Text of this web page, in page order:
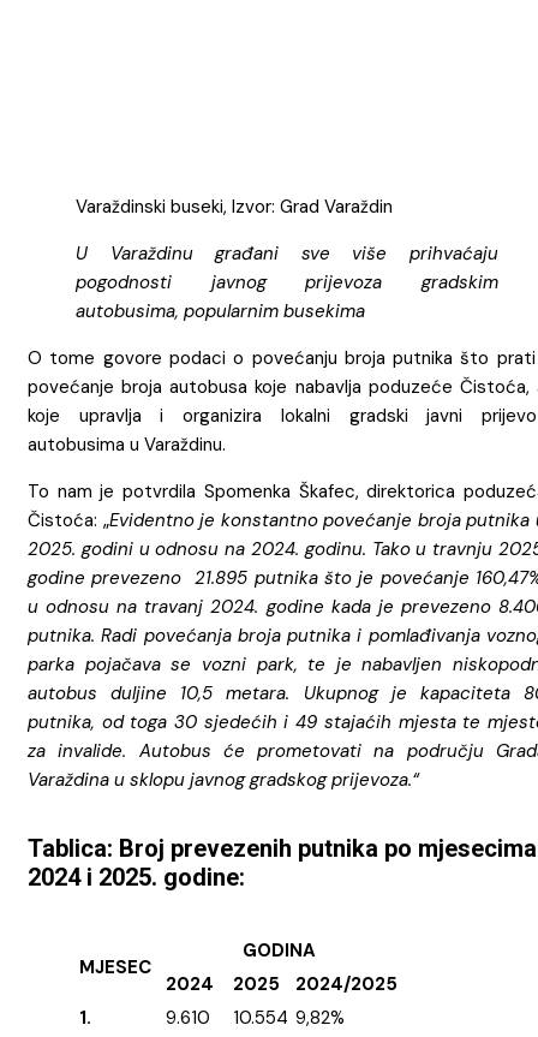
Varaždinski buseki, Izvor: Grad Varaždin
U Varaždinu građani sve više prihvaćaju
pogodnosti javnog prijevoza gradskim
autobusima, popularnim busekima
O tome govore podaci o povećanju broja putnika što
povećanje broja autobusa koje nabavlja poduzeće Čistoća,
koje upravlja i organizira lokalni gradski javni
autobusima u Varaždinu.
To nam je potvrdila Spomenka Škafec, direktorica
Čistoća: „Evidentno je konstantno povećanje broja putnika
2025. godini u odnosu na 2024. godinu. Tako u travnju
godine prevezeno 21.895 putnika što je povećanje
u odnosu na travanj 2024. godine kada je prevezeno
putnika. Radi povećanja broja putnika i pomlađivanja
parka pojačava se vozni park, te je nabavljen
autobus duljine 10,5 metara. Ukupnog je kapaciteta
putnika, od toga 30 sjedećih i 49 stajaćih mjesta te
za invalide. Autobus će prometovati na području
Varaždina u sklopu javnog gradskog prijevoza.“
Tablica: Broj prevezenih putnika po mjesecima
2024 i 2025. godine:
MJESEC
GODINA
2024
2025
2024/2025
1.
9.610 10.554 9,82%